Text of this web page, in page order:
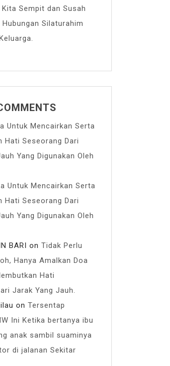
Sempit dan Susah
Silaturahim
Untuk Mencairkan Serta
Hati Seseorang Dari
Yang Digunakan Oleh
Untuk Mencairkan Serta
Hati Seseorang Dari
Yang Digunakan Oleh
BARI on Tidak Perlu
Hanya Amalkan Doa
Hati
Jarak Yang Jauh.
on Tersentap
Ini Ketika bertanya ibu
anak sambil suaminya
di jalanan Sekitar